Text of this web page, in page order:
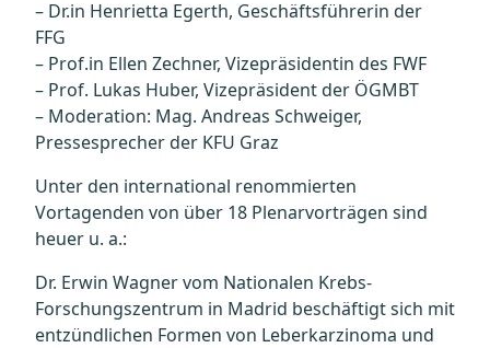
– Dr.in Henrietta Egerth, Geschäftsführerin der
FFG
– Prof.in Ellen Zechner, Vizepräsidentin des FWF
– Prof. Lukas Huber, Vizepräsident der ÖGMBT
– Moderation: Mag. Andreas Schweiger,
Pressesprecher der KFU Graz
Unter den international renommierten
Vortagenden von über 18 Plenarvorträgen sind
heuer u. a.:
Dr. Erwin Wagner vom Nationalen Krebs-
Forschungszentrum in Madrid beschäftigt sich mit
entzündlichen Formen von Leberkarzinoma und